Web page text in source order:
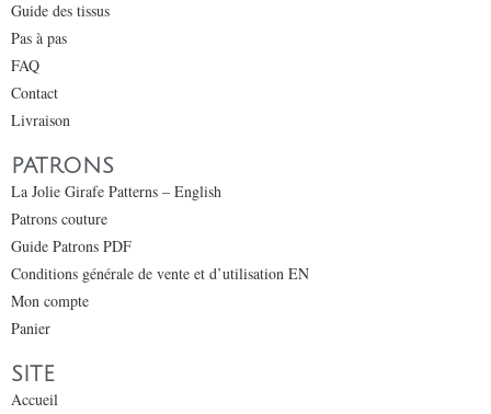
Guide des tissus
Pas à pas
FAQ
Contact
Livraison
PATRONS
La Jolie Girafe Patterns – English
Patrons couture
Guide Patrons PDF
Conditions générale de vente et d’utilisation EN
Mon compte
Panier
SITE
Accueil